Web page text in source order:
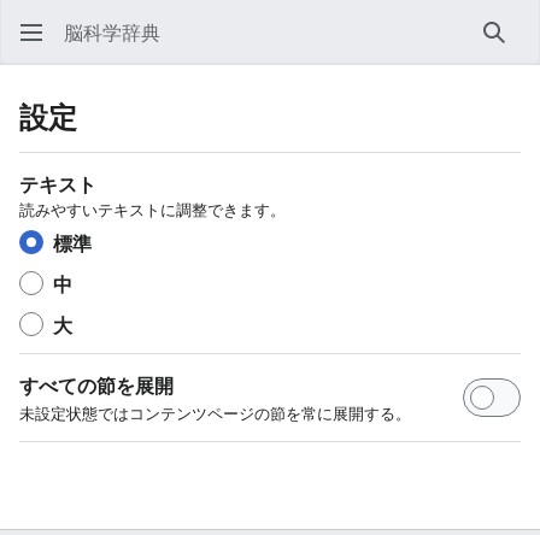
脳科学辞典 検索
設定
テキスト
読みやすいテキストに調整できます。
標準
中
大
すべての節を展開
未設定状態ではコンテンツページの節を常に展開する。